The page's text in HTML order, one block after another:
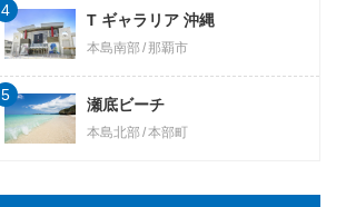
T ギャラリア 沖縄
本島南部 那覇市
4
瀬底ビーチ
本島北部 本部町
5